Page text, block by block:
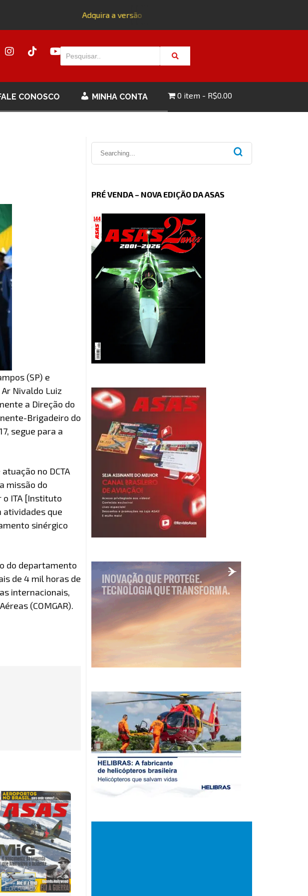
Adquira a versão impressa da edição 143 com FRETE GRÁTIS -
CONOSCO MINHA CONTA 0 item R$0.00
(SP) e
Nivaldo Luiz
a Direção do
Brigadeiro do
segue para a
no DCTA
missão do
o ITA [Instituto
atividades que
sinérgico
do departamento
de 4 mil horas de
internacionais,
(COMGAR).
PRÉ VENDA – NOVA EDIÇÃO DA ASAS